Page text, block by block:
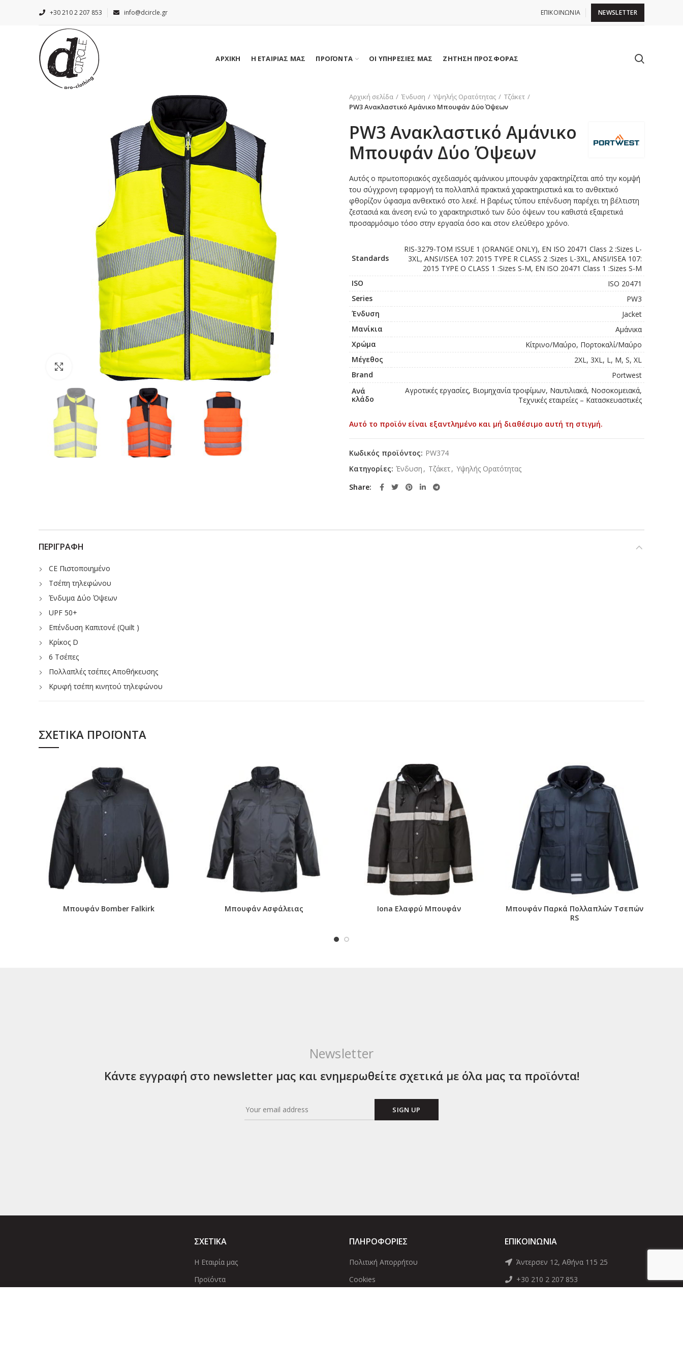
+30 210 2 207 853 info@dcircle.gr ΕΠΙΚΟΙΝΩΝΙΑ NEWSLETTER
ΑΡΧΙΚΗ Η ΕΤΑΙΡΙΑΣ ΜΑΣ ΠΡΟΪΟΝΤΑ ΟΙ ΥΠΗΡΕΣΙΕΣ ΜΑΣ ΖΗΤΗΣΗ ΠΡΟΣΦΟΡΑΣ
Click to enlarge
Αρχική σελίδα Ένδυση Υψηλής Ορατότητας
Τζάκετ
PW3 Ανακλαστικό Αμάνικο Μπουφάν Δύο Όψεων
PW3 Ανακλαστικό Αμάνικο
Μπουφάν Δύο Όψεων
Αυτός ο πρωτοποριακός σχεδιασμός αμάνικου μπουφάν χαρακτηρίζεται από την κομψή
του σύγχρονη εφαρμογή τα πολλαπλά πρακτικά χαρακτηριστικά και το ανθεκτικό
φθορίζον ύφασμα ανθεκτικό στο λεκέ. Η βαρέως τύπου επένδυση παρέχει τη βέλτιστη
ζεστασιά και άνεση ενώ το χαρακτηριστικό των δύο όψεων του καθιστά εξαιρετικά
προσαρμόσιμο τόσο στην εργασία όσο και στον ελεύθερο χρόνο.
Standards
RIS-3279-TOM ISSUE 1 (ORANGE ONLY), EN ISO 20471 Class 2 :Sizes L-
3XL, ANSI/ISEA 107: 2015 TYPE R CLASS 2 :Sizes L-3XL, ANSI/ISEA 107:
2015 TYPE O CLASS 1 :Sizes S-M, EN ISO 20471 Class 1 :Sizes S-M
ISO
ISO 20471
Series
PW3
Ένδυση
Jacket
Μανίκια
Αμάνικα
Χρώμα
Κίτρινο/Μαύρο, Πορτοκαλί/Μαύρο
Μέγεθος
2XL, 3XL, L, M, S, XL
Brand
Portwest
Ανά
κλάδο
Αγροτικές εργασίες, Βιομηχανία τροφίμων, Ναυτιλιακά, Νοσοκομειακά,
Τεχνικές εταιρείες – Κατασκευαστικές
Αυτό το προϊόν είναι εξαντλημένο και μή διαθέσιμο αυτή τη στιγμή.
Κωδικός προϊόντος: PW374
Κατηγορίες: Ένδυση , Τζάκετ, Υψηλής Ορατότητας
Share
ΠΕΡΙΓΡΑΦΉ
CE Πιστοποιημένο
Τσέπη τηλεφώνου
Ένδυμα Δύο Όψεων
UPF 50+
Επένδυση Καπιτονέ (Quilt )
Κρίκος D
6 Τσέπες
Πολλαπλές τσέπες Αποθήκευσης
Κρυφή τσέπη κινητού τηλεφώνου
Δύο πλευρών τσέπες με φερμουάρ για ασφαλή αποθήκευση
TEXPEL Max – Λάδι-Στίγματα-Πιτσιλιές
Αναγνωρισμένος Κοινοτικός Σχεδιασμός
Εφαρμοσμένη σε θερμότητα ανακλαστική τμηματική ταινία
ΣΧΕΤΙΚΆ ΠΡΟΪΌΝΤΑ
Μπουφάν Bomber Falkirk Μπουφάν Ασφάλειας Iona Ελαφρύ Μπουφάν
Μπουφάν Παρκά Πολλαπλών Τσεπών
RS
Newsletter
Κάντε εγγραφή στο newsletter μας και ενημερωθείτε σχετικά με όλα μας τα προϊόντα!
ΣΧΕΤΙΚΑ
Η Εταιρία μας
Προϊόντα
ΠΛΗΡΟΦΟΡΙΕΣ
Πολιτική Απορρήτου
Cookies
ΕΠΙΚΟΙΝΩΝΊΑ
Άντερσεν 12, Αθήνα 115 25
+30 210 2 207 853